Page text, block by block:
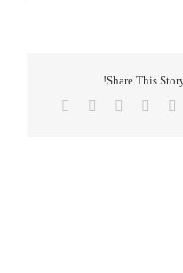
استار
My
star
Share This
Tumblr
Pinterest
Xing